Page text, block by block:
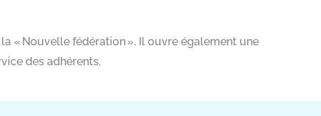
« Nouvelle fédération ». Il ouvre également une
des adhérents.